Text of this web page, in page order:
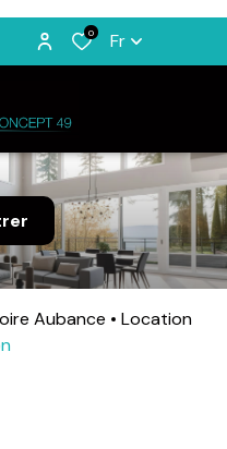
0 Fr
Aubance
Location